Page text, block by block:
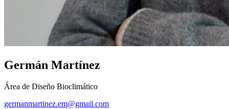
Germán Martínez
Área de Diseño Bioclimático
germanmartinez.em@gmail.com